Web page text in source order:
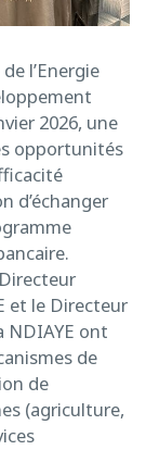
l’Energie
2026, une
opportunités
d’échanger
et le Directeur
NDIAYE ont
de
de
(agriculture,